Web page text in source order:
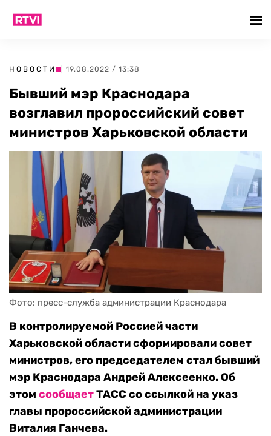
НОВОСТИ | 19.08.2022 / 13:38
Бывший мэр Краснодара
возглавил пророссийский совет
министров Харьковской области
Фото: пресс-служба администрации Краснодара
В контролируемой Россией части
Харьковской области сформировали совет
министров, его председателем стал бывший
мэр Краснодара Андрей Алексеенко. Об
этом сообщаетТАСС со ссылкой на указ
главы пророссийской администрации
Виталия Ганчева.